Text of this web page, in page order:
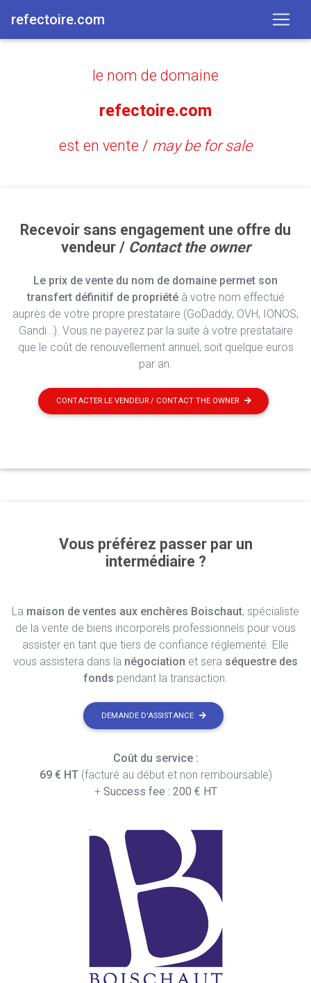
refectoire.com
le nom de domaine
refectoire.com
est en vente / may be for sale
Recevoir sans engagement une offre du
vendeur / Contact the owner
Le prix de vente du nom de domaine permet son
transfert définitif de propriétéà votre nom effectué
auprès de votre propre prestataire (GoDaddy, OVH, IONOS,
Gandi…). Vous ne payerez par la suite à votre prestataire
que le coût de renouvellement annuel, soit quelque euros
par an.
CONTACTER LE VENDEUR / CONTACT THE OWNER
Vous préférez passer par un
intermédiaire ?
La maison de ventes aux enchères Boischaut, spécialiste
de la vente de biens incorporels professionnels pour vous
assister en tant que tiers de confiance réglementé. Elle
vous assistera dans la négociation et sera séquestre des
fonds pendant la transaction.
DEMANDE D'ASSISTANCE
Coût du service :
69 € HT(facturé au début et non remboursable)
+ Success fee : 200 € HT